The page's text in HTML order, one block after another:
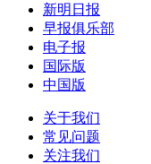
新明日报
早报俱乐部
电子报
国际版
中国版
关于我们
常见问题
关注我们